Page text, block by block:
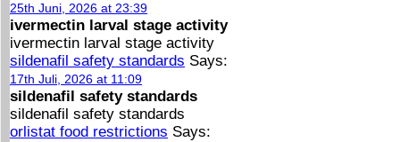
25th Juni, 2026 at 23:39
ivermectin larval stage activity
ivermectin larval stage activity
sildenafil safety standards Says:
17th Juli, 2026 at 11:09
sildenafil safety standards
sildenafil safety standards
orlistat food restrictions Says: